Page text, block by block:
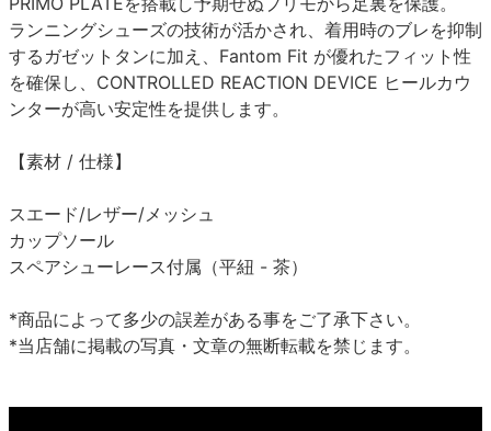
ランニングシューズの技術が活かされ、着用時のブレを抑制
するガゼットタンに加え、Fantom Fit が優れたフィット性
を確保し、CONTROLLED REACTION DEVICE ヒールカウ
ンターが高い安定性を提供します。
【素材 / 仕様】
スエード/レザー/メッシュ
カップソール
スペアシューレース付属（平紐 - 茶）
*商品によって多少の誤差がある事をご了承下さい。
*当店舗に掲載の写真・文章の無断転載を禁じます。